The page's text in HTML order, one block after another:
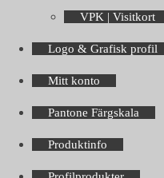
VPK | Visitkort
Logo & Grafisk profil
Mitt konto
Pantone Färgskala
Produktinfo